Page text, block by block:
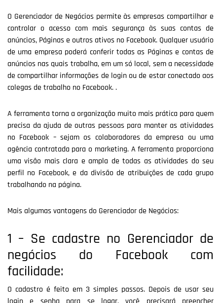
O Gerenciador de Negócios permite às empresas compartilhar e
controlar o acesso com mais segurança às suas contas de
anúncios, Páginas e outros ativos no Facebook. Qualquer usuário
de uma empresa poderá conferir todas as Páginas e contas de
anúncios nas quais trabalha, em um só local, sem a necessidade
de compartilhar informações de login ou de estar conectado aos
colegas de trabalho no Facebook. .
A ferramenta torna a organização muito mais prática para quem
precisa da ajuda de outras pessoas para manter as atividades
no Facebook – sejam os colaboradores da empresa ou uma
agência contratada para o marketing. A ferramenta proporciona
uma visão mais clara e ampla de todas as atividades do seu
perfil no Facebook, e da divisão de atribuições de cada grupo
trabalhando na página.
Mais algumas vantagens do Gerenciador de Negócios:
1 – Se cadastre no Gerenciador de
negócios do Facebook com
facilidade:
O cadastro é feito em 3 simples passos. Depois de usar seu